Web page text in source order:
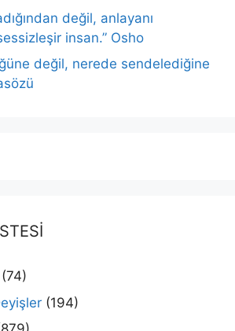
değil, anlayanı
insan.” Osho
değil, nerede sendelediğine
(74)
(194)